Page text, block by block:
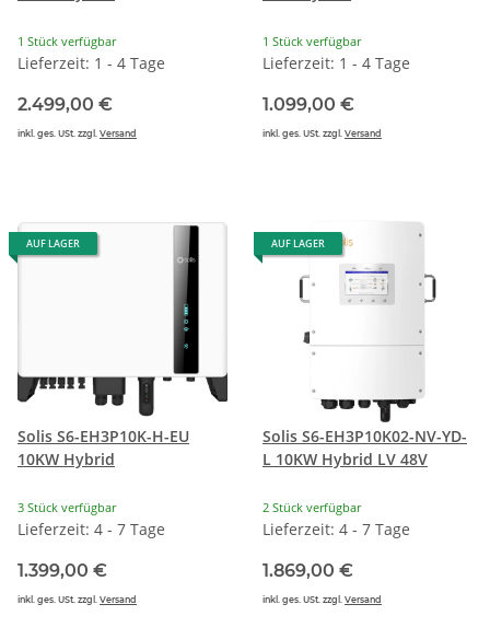
1 Stück verfügbar
Lieferzeit: 1 - 4 Tage
2.499,00 €
inkl. ges. USt. zzgl. Versand
1 Stück verfügbar
Lieferzeit: 1 - 4 Tage
1.099,00 €
inkl. ges. USt. zzgl. Versand
AUF LAGER
Solis S6-EH3P10K-H-EU
10KW Hybrid
3 Stück verfügbar
Lieferzeit: 4 - 7 Tage
1.399,00 €
inkl. ges. USt. zzgl. Versand
AUF LAGER
Solis S6-EH3P10K02-NV-YD-
L 10KW Hybrid LV 48V
2 Stück verfügbar
Lieferzeit: 4 - 7 Tage
1.869,00 €
inkl. ges. USt. zzgl. Versand